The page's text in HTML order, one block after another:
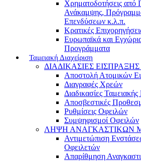
Χρηματοδοτήσεις από
Ανάκαμψης,
Επενδύσεων κ.λ.π.
Κρατικές
Ευρωπαϊκά και
Προγράμματα
Ταμειακή Διαχείριση
ΔΙΑΔΙΚΑΣΙΕΣ
Αποστολή Ατομικών
Διαγραφές Χρεών
Διαδικασίες
Αποσβεστικές
Ρυθμίσεις Οφειλών
Συμψηφισμοί Οφειλών
ΛΗΨΗ ΑΝΑΓΚΑΣΤΙΚΩΝ
Αντιμετώπιση
Οφειλετών
Απαρίθμηση